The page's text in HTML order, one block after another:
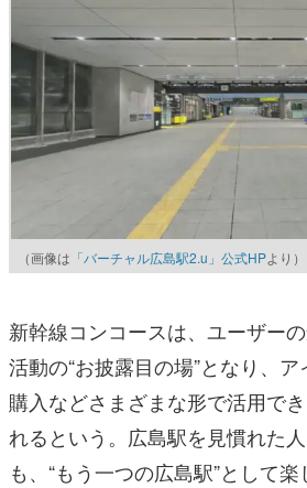
（画像は 「バーチャル広島駅2.u」公式HPより）
新幹線コンコースは、ユーザー
活動の“お披露目の場”となり、
購入などさまざまな形で活用で
れるという。広島駅を見慣れた
も、“もう一つの広島駅”として楽